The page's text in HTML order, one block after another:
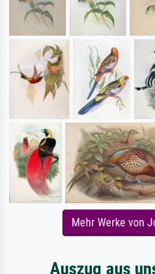
Mehr Werke von
Auszug aus